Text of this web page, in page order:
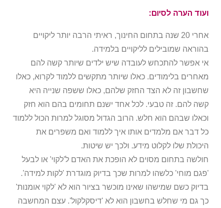
ועוד הערה לסיום:
אחרי 20 שנה בתחום החינוך, ראיתי הרבה יותר ליקויים
בהוראה שמובילים לליקויים בלמידה.
אי אפשר להתכחש לעובדה שיש ילדים שיותר קשה להם
מאחרים בלימודים. כאלו שיותר מתקשים ללמוד לקרוא, כאלו
שחשבון זה לא הצד החזק שלהם, כאלו ששפה שנייה היא
קשה להם. זה טבעי. לכל אחד ישנם תחומים בהם הוא חזק
וכאלו שבהם הוא חלש. הרוב הגדול מסוגל למרות הכול ללמוד
כל דבר אם מלמדים אותו איך ללמוד ואם משפרים את
היכולת שלו לקלוט מידע. ולכך יש שיטות.
חולשה בתחום מסוים לא הופכת את האדם ל'לקוי' או לבעל
'פגם מוחי' כלשהו למרות שכך בדיוק מוגדרת 'לקות למידה'.
בדיוק כשם שמישהו שאינו מוכשר בציור הוא לא 'לקוי אומנות'
כך גם מי שחלש בחשבון הוא לא 'דיסקלקול'. עצם המחשבה